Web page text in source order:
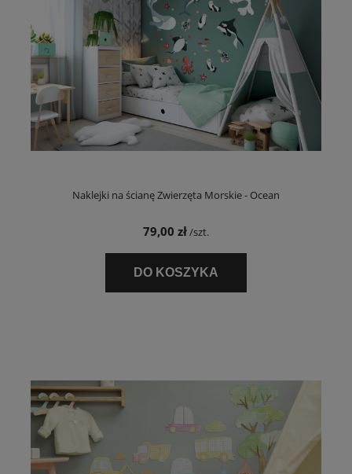
Naklejki na ścianę Zwierzęta Morskie - Ocean
79,00 zł/szt.
DO KOSZYKA